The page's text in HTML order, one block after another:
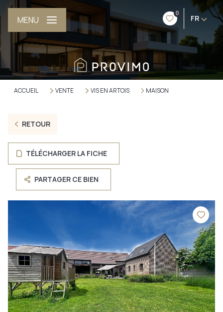
0
FR
MENU
ACCUEIL VENTE VIS EN ARTOIS MAISON
RETOUR
TÉLÉCHARGER LA FICHE
PARTAGER CE BIEN